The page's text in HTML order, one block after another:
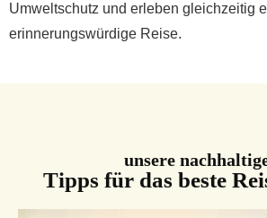
Umweltschutz und erleben gleichzeitig
erinnerungswürdige Reise.
unsere
Tipps für das beste